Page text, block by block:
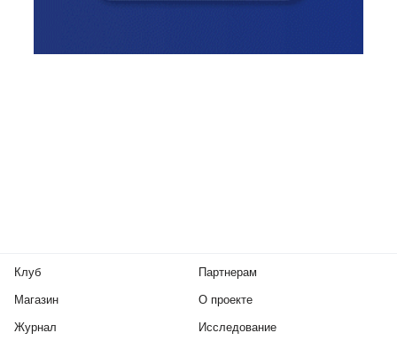
Клуб
Магазин
Журнал
Партнерам
О проекте
Исследование